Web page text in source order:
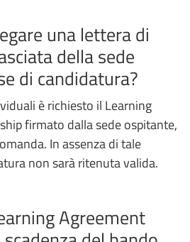
una lettera di
della sede
di candidatura?
è richiesto il Learning
firmato dalla sede ospitante,
In assenza di tale
non sarà ritenuta valida.
Agreement